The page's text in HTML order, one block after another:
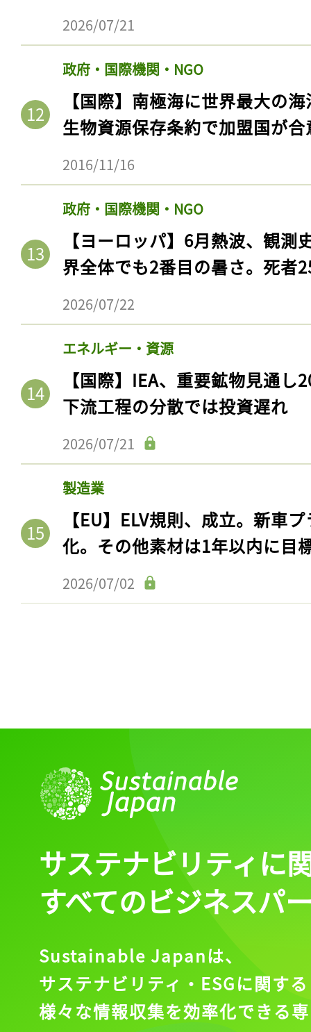
2026/07/21
政府・国際機関・NGO
【国際】南極海に世界最大の
生物資源保存条約で加盟国が合
2016/11/16
政府・国際機関・NGO
【ヨーロッパ】6月熱波、観
界全体でも2番目の暑さ。死者
2026/07/22
エネルギー・資源
【国際】IEA、重要鉱物見通
下流工程の分散では投資遅れ
2026/07/21
製造業
【EU】ELV規則、成立。新車
化。その他素材は1年以内に目
2026/07/02
サステナビリティに
すべてのビジネスパ
Sustainable Japanは、
サステナビリティ・ESGに関する
様々な情報収集を効率化できる